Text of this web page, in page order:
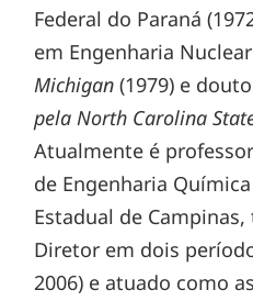
Federal do Paraná
em Engenharia
Michigan (1979) e
pela North Carolina
Atualmente é
de Engenharia
Estadual de
Diretor em dois
2006) e atuado como